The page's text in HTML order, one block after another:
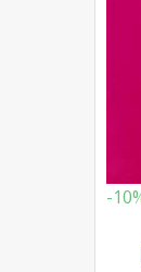
-